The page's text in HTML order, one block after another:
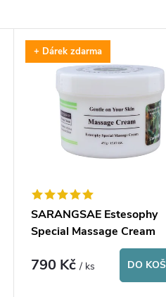
+ Dárek zdarma
SARANGSAE Estesophy
Special Massage Cream
790 Kč/ ks DO